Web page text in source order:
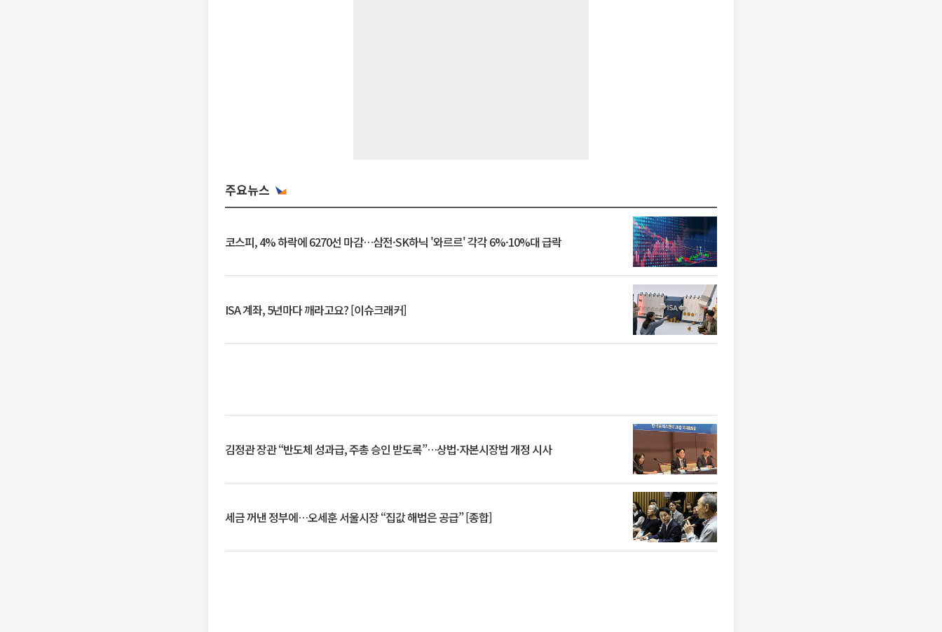
주요뉴스
코스피, 4% 하락에 6270선 마감…삼전·SK하닉 '와르르' 각각 6%·10%대 급락
ISA 계좌, 5년마다 깨라고요? [이슈크래커]
김정관 장관 “반도체 성과급, 주총 승인 받도록”…상법·자본시장법 개정 시사
세금 꺼낸 정부에…오세훈 서울시장 “집값 해법은 공급” [종합]